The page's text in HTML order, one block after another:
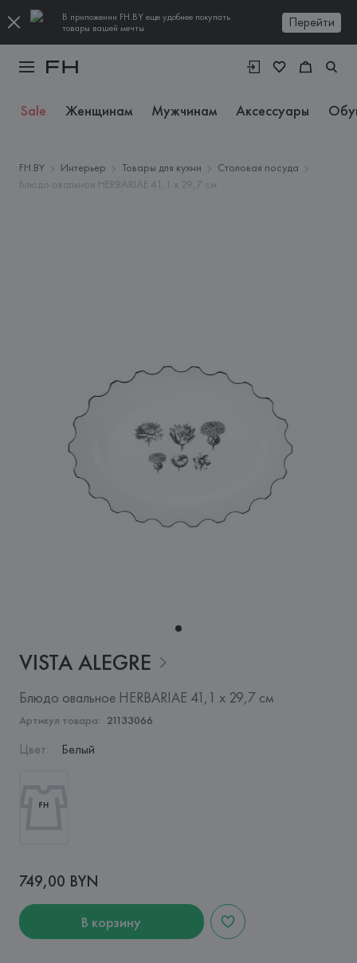
В приложении FH.BY еще удобнее покупать
товары вашей мечты
Перейти
Sale Женщинам Мужчинам Аксессуары
FH.BY Интерьер Товары для кухни
Столовая посуда
Блюдо овальное HERBARIAE 41,1 х 29,7 см
VISTA ALEGRE
Блюдо овальное HERBARIAE 41,1 х 29,7 см
Артикул товара: 21133066
Цвет: Белый
749,00 BYN
В корзину